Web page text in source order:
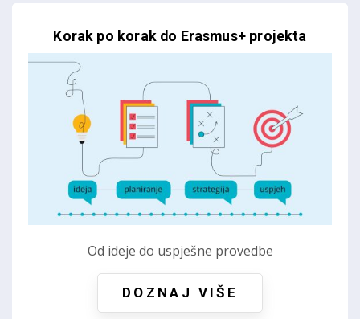
Korak po korak do Erasmus+ projekta
Od ideje do uspješne provedbe
DOZNAJ VIŠE